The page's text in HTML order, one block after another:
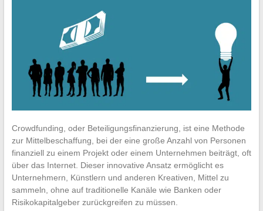
Crowdfunding, oder Beteiligungsfinanzierung, ist eine Methode
zur Mittelbeschaffung, bei der eine große Anzahl von Personen
finanziell zu einem Projekt oder einem Unternehmen beiträgt, oft
über das Internet. Dieser innovative Ansatz ermöglicht es
Unternehmern, Künstlern und anderen Kreativen, Mittel zu
sammeln, ohne auf traditionelle Kanäle wie Banken oder
Risikokapitalgeber zurückgreifen zu müssen.